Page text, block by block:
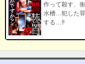
作って殺す、
水槽…犯した
する…!!